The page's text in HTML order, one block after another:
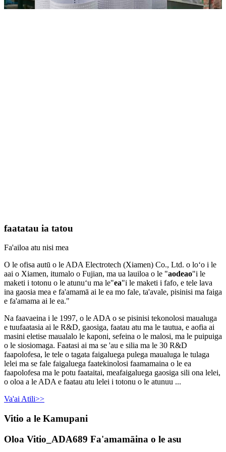
faatatau ia tatou
Fa'ailoa atu nisi mea
O le ofisa autū o le ADA Electrotech (Xiamen) Co., Ltd. o loʻo i le
aai o Xiamen, itumalo o Fujian, ma ua lauiloa o le "aodeao"i le
maketi i totonu o le atunuʻu ma le"ea"i le maketi i fafo, e tele lava
ina gaosia mea e fa'amamā ai le ea mo fale, ta'avale, pisinisi ma faiga
e fa'amama ai le ea."
Na faavaeina i le 1997, o le ADA o se pisinisi tekonolosi maualuga
e tuufaatasia ai le R&D, gaosiga, faatau atu ma le tautua, e aofia ai
masini eletise maualalo le kaponi, sefeina o le malosi, ma le puipuiga
o le siosiomaga. Faatasi ai ma se 'au e silia ma le 30 R&D
faapolofesa, le tele o tagata faigaluega pulega maualuga le tulaga
lelei ma se fale faigaluega faatekinolosi faamamaina o le ea
faapolofesa ma le potu faataitai, meafaigaluega gaosiga sili ona lelei,
o oloa a le ADA e faatau atu lelei i totonu o le atunuu ...
Va'ai Atili>>
Vitio a le Kamupani
Oloa Vitio_ADA689 Fa'amamāina o le asu